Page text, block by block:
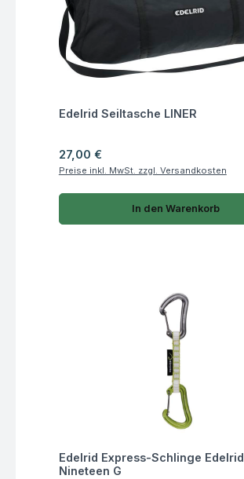
Fragen zum Artikel
Edelrid Seiltasche LINER
Regulärer Preis:
27,00 €
Preise inkl. MwSt. zzgl. Versandkosten
In den Warenkorb
Fragen zum Artikel
Edelrid Express-Schlinge Edelrid
Nineteen G